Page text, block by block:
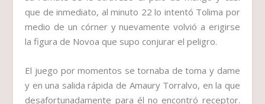
que de inmediato, al minuto 22 lo intentó Tolima por
medio de un córner y nuevamente volvió a erigirse
la figura de Novoa que supo conjurar el peligro.
El juego por momentos se tornaba de toma y dame
y en una salida rápida de Amaury Torralvo, en la que
desafortunadamente para él no encontró receptor.